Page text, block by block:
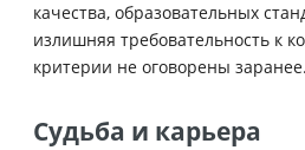
качества, образовательных
излишняя требовательность к
критерии не оговорены заранее.
Судьба и карьера